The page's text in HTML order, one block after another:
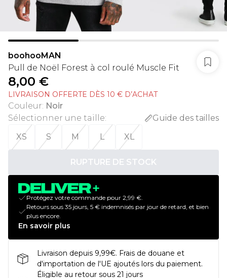
boohooMAN
Pull de Noël Forest à col roulé Muscle Fit
8,00 €
LIVRAISON OFFERTE DÈS 10 € D’ACHAT
Couleur: Noir
Sélectionner une taille:
Guide des tailles
XS
S M L XL
RUPTURE DE STOCK
Protégez votre commande pour 2,99 €.
Retours sous 35 jours, 5 € indemnisés par jour de retard, et bien
plus encore.
En savoir plus
Livraison depuis 9,99€. Frais de douane et
d'importation de l'UE ajoutés lors du paiement.
Éligible au retour sous 21 jours